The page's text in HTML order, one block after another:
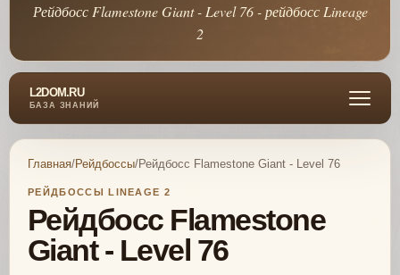
Рейдбосс Flamestone Giant - Level 76 - рейдбосс Lineage
2
L2DOM.RU
БАЗА ЗНАНИЙ
Главная/Рейдбоссы/Рейдбосс Flamestone Giant - Level 76
РЕЙДБОССЫ LINEAGE 2
Рейдбосс Flamestone
Giant - Level 76